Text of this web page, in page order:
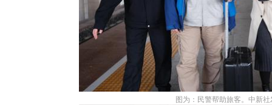
图为：民警帮助旅客。中新